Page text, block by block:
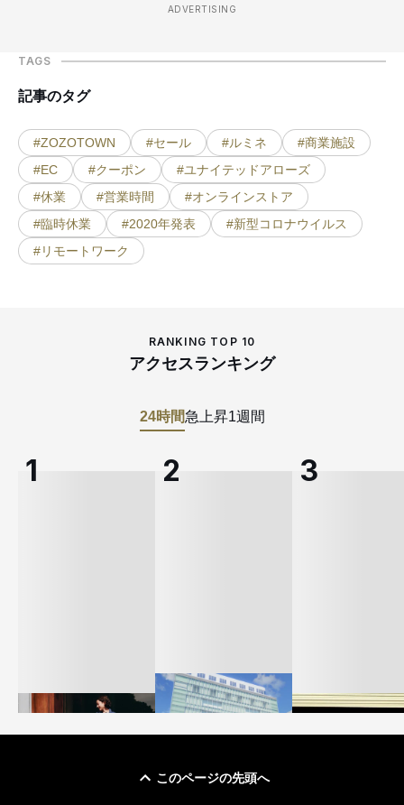
ADVERTISING
TAGS
記事のタグ
#ZOZOTOWN #セール #ルミネ
#商業施設
#EC
#クーポン
#ユナイテッドアローズ
#休業
#営業時間
#オンラインストア
#臨時休業
#2020年発表
#新型コロナウイルス
#リモートワーク
RANKING TOP 10
アクセスランキング
24時間急上昇1週間
このページの先頭へ